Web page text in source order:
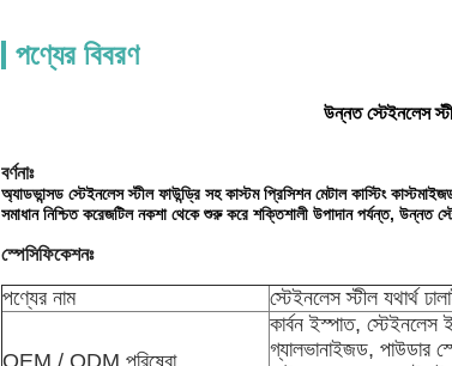
পণ্যের বিবরণ
উন্নত স্টেইনলেস
বর্ণনাঃ
অ্যাডভান্সড স্টেইনলেস স্টীল ফাউন্ড্রি সহ কাস্টম প্রিসিশন মেটাল কাস্টিং
সমাধান নিশ্চিত করেজটিল নকশা থেকে শুরু করে শক্তিশালী উপাদান পর্যন্ত, উন্নত
স্পেসিফিকেশনঃ
পণ্যের নাম স্টেইনলেস স্টীল যথার্থ
OEM / ODM পরিষেবা
কার্বন ইস্পাত, স্টেইনলেস
গ্যালভানাইজড, পাউডার